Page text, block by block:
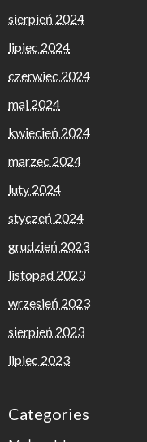
sierpień 2024
lipiec 2024
czerwiec 2024
maj 2024
kwiecień 2024
marzec 2024
luty 2024
styczeń 2024
grudzień 2023
listopad 2023
wrzesień 2023
sierpień 2023
lipiec 2023
Categories